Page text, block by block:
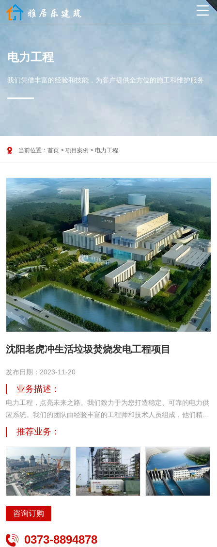

电力工程
我们凭借丰富的经验和技能，为客户提供全方位的施工和维护服务
 当前位置： 首页 > 项目案例 > 电力工程
沈阳老虎冲生活垃圾焚烧发电工程项目
发布日期：2023-11-20
业务描述：
电力工程，点亮未来之路。我们致力于为您打造稳定、可靠的电力供
应系统。我们的团队由经验丰富的工程师和技术人员组成，他们精通
各种电力工程技术和设备，能够根据您的需求量身定制适合您的方
案。
推荐业务：
咨询订购
 0373-8894878